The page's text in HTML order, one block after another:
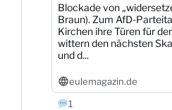
Blockade von
Braun). Zum AfD-
Kirchen ihre Türen für
wittern den nächsten
und d...
eulemagazin.de
1